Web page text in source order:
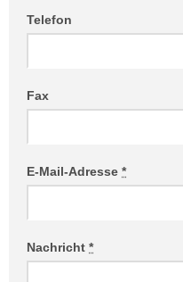
Telefon
Fax
E-Mail-Adresse *
Nachricht *